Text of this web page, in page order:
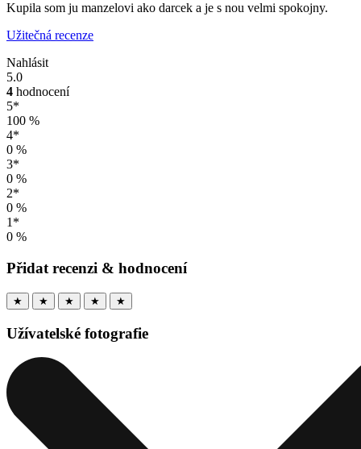
Kupila som ju manzelovi ako darcek a je s nou velmi spokojny.
Užitečná recenze
Nahlásit
5.0
4 hodnocení
5*
100 %
4*
0 %
3*
0 %
2*
0 %
1*
0 %
Přidat recenzi & hodnocení
★ ★ ★ ★ ★
Užívatelské fotografie